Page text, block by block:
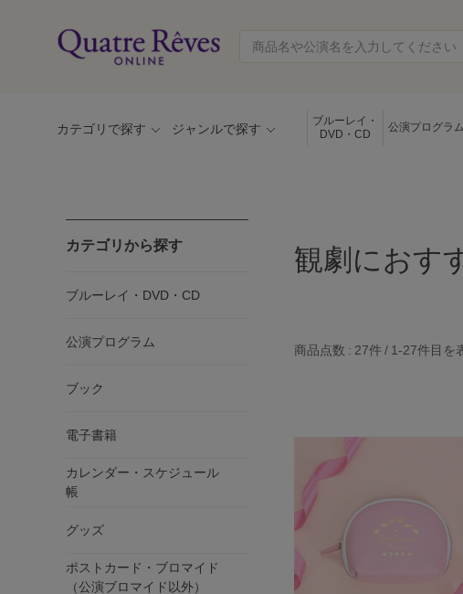
カテゴリで探す ジャンルで探す
ブルーレイ・
DVD・CD
公演プログラム
カテゴリから探す
ブルーレイ・DVD・CD
公演プログラム
ブック
電子書籍
カレンダー・スケジュール
帳
グッズ
ポストカード・ブロマイド
（公演ブロマイド以外）
観劇におす
商品点数 27件 1-27件目を